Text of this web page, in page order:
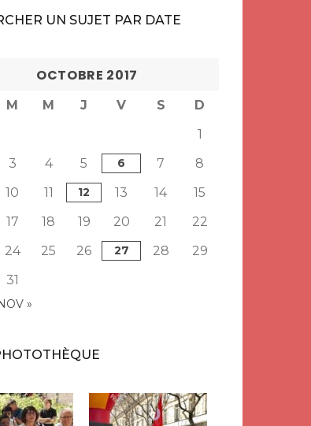
UN SUJET PAR DATE
OCTOBRE 2017
M M J V S
D
1
3 4 5 6 7
8
10 11 12 13 14
15
17 18 19 20 21
22
24 25 26 27 28
29
31
»